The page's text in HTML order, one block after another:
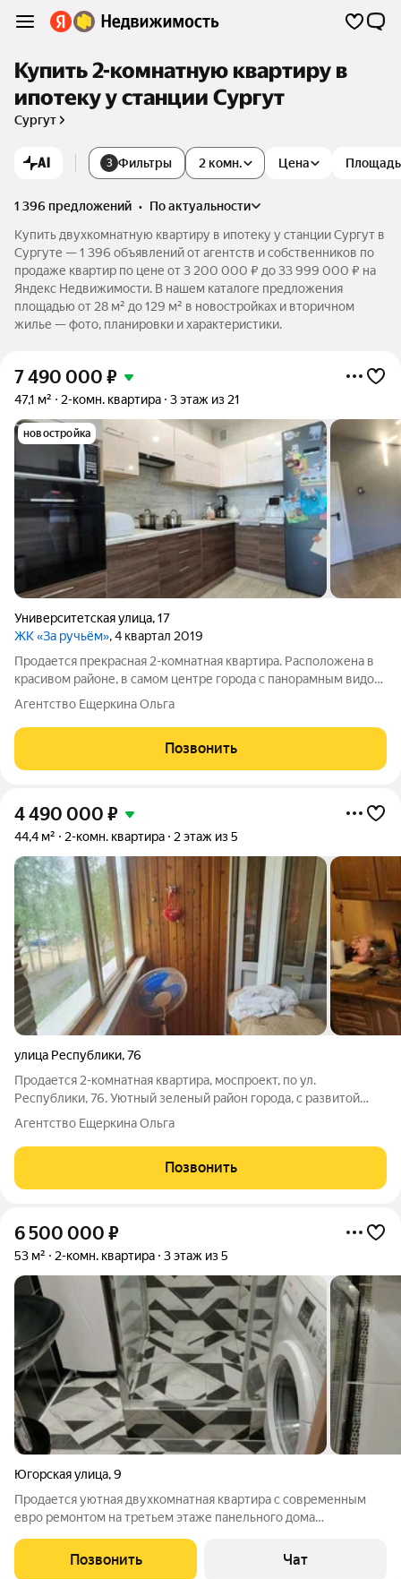
Купить 2-комнатную квартиру в
ипотеку у станции Сургут
Сургут
AI 3 Фильтры 2 комн. Цена Площадь
1 396 предложений •
по актуальности
Купить двухкомнатную квартиру в ипотеку у станции Сургут в
Сургуте — 1 396 объявлений от агентств и собственников по
продаже квартир по цене от 3 200 000 ₽ до 33 999 000 ₽ на
Яндекс Недвижимости. В нашем каталоге предложения
площадью от 28 м² до 129 м² в новостройках и вторичном
жилье — фото, планировки и характеристики.
7 490 000 ₽
47,1 м² 2-комн. квартира 3 этаж из 21
новостройка
Университетская улица,17
ЖК «За ручьём», 4 квартал 2019
Продается прекрасная 2-комнатная квартира. Расположена в
красивом районе, в самом центре города с панорамным видом
на православный собор и парк "За Саймой". Закрытая
придомовая территория, подземный паркинг и
видеонаблюдение. В шаговой доступности
Агентство Ещеркина Ольга
Позвонить
4 490 000 ₽
44,4 м² 2-комн. квартира 2 этаж из 5
улица Республики,76
Продается 2-комнатная квартира, моспроект, по ул.
Республики, 76. Уютный зеленый район города, с развитой
инфраструктурой. Рядом есть все самое необходимое: от
детских садов, школ и поликлиник, до крупных торговых
центров и Сургутской Филармонии.
Агентство Ещеркина Ольга
Позвонить
6 500 000 ₽
53 м² 2-комн. квартира 3 этаж из 5
Югорская улица,9
Продается уютная двухкомнатная квартира с современным
евро ремонтом на третьем этаже панельного дома
Жилая площадь 30 м2, комнаты изолированные, на разные
стороны размером 4,3 м 2,8 м и 4,2
Позвонить Чат